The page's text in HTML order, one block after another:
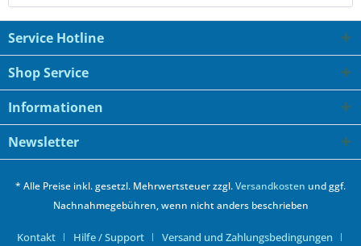
Service Hotline
Shop Service
Informationen
Newsletter
* Alle Preise inkl. gesetzl. Mehrwertsteuer zzgl.Versandkosten und ggf.
Nachnahmegebühren, wenn nicht anders beschrieben
Kontakt Hilfe / Support
Versand und Zahlungsbedingungen